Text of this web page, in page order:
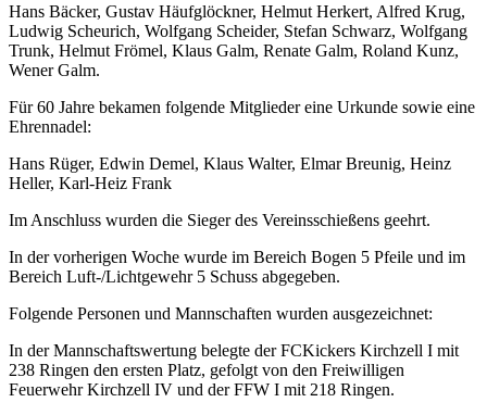
Hans Bäcker, Gustav Häufglöckner, Helmut Herkert, Alfred Krug,
Ludwig Scheurich, Wolfgang Scheider, Stefan Schwarz, Wolfgang
Trunk, Helmut Frömel, Klaus Galm, Renate Galm, Roland Kunz,
Wener Galm.
Für 60 Jahre bekamen folgende Mitglieder eine Urkunde sowie eine
Ehrennadel:
Hans Rüger, Edwin Demel, Klaus Walter, Elmar Breunig, Heinz
Heller, Karl-Heiz Frank
Im Anschluss wurden die Sieger des Vereinsschießens geehrt.
In der vorherigen Woche wurde im Bereich Bogen 5 Pfeile und im
Bereich Luft-/Lichtgewehr 5 Schuss abgegeben.
Folgende Personen und Mannschaften wurden ausgezeichnet:
In der Mannschaftswertung belegte der FCKickers Kirchzell I mit
238 Ringen den ersten Platz, gefolgt von den Freiwilligen
Feuerwehr Kirchzell IV und der FFW I mit 218 Ringen.